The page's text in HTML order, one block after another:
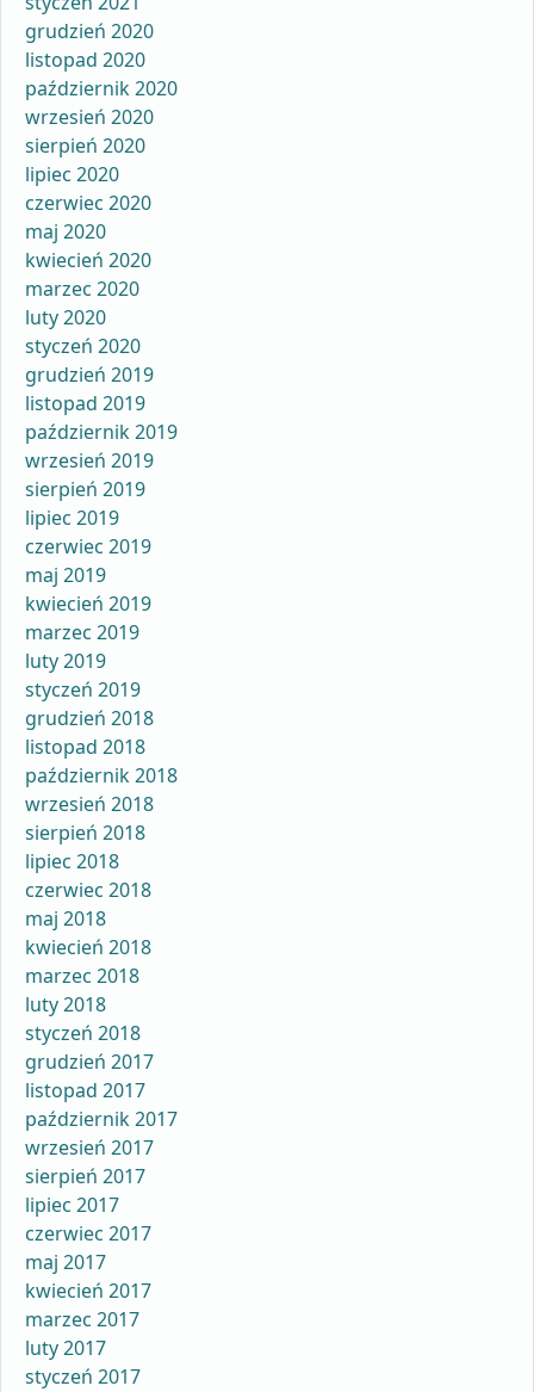
grudzień 2020
listopad 2020
październik 2020
wrzesień 2020
sierpień 2020
lipiec 2020
czerwiec 2020
maj 2020
kwiecień 2020
marzec 2020
luty 2020
styczeń 2020
grudzień 2019
listopad 2019
październik 2019
wrzesień 2019
sierpień 2019
lipiec 2019
czerwiec 2019
maj 2019
kwiecień 2019
marzec 2019
luty 2019
styczeń 2019
grudzień 2018
listopad 2018
październik 2018
wrzesień 2018
sierpień 2018
lipiec 2018
czerwiec 2018
maj 2018
kwiecień 2018
marzec 2018
luty 2018
styczeń 2018
grudzień 2017
listopad 2017
październik 2017
wrzesień 2017
sierpień 2017
lipiec 2017
czerwiec 2017
maj 2017
kwiecień 2017
marzec 2017
luty 2017
styczeń 2017